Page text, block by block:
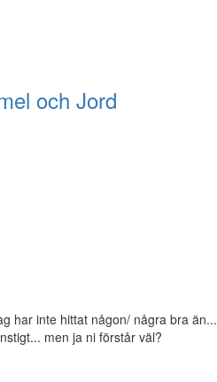
och Jord
har inte hittat någon/ några bra än...
men ja ni förstår väl?